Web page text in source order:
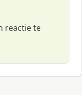
reactie te